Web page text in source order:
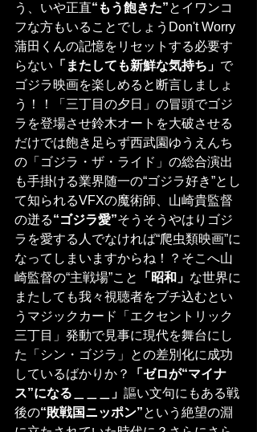
う、いや正直“もう飽きた”とイワンコ
フな方もいることでしょうDon't Worry
蒲田くんの記憶をリセットする必要す
らない 「またしても新鮮な気持ち」 で
ゴジラ映画を楽しめると断言しましょ
う！！「三丁目の夕日」の冒頭でゴジ
ラを登場させ鈴木オートを大破させる
だけでは飽き足らず西武園ゆうえんち
の「ゴジラ・ザ・ライド」の総合演出
も手掛ける業界随一の“ゴジラ好き”とし
て知られるVFXの魔術師、山崎貴監督
の迸る“ゴジラ愛”そうそうやはりゴジ
ラを愛する人でなければ“爬虫類映画”に
なってしまいますからね！？そこへ山
崎監督の“主戦場”こと
「昭和」 な世界に
またしても我々視聴者をブチ込むとい
うマジックカード「エクセントリック
三丁目」発動で見事に現代を舞台にし
た「シン・ゴジラ」との差別化に成功
しているばかりか？
「ゼロが“マイナ
ス”になる＿＿＿」 謳い文句にもある戦
後の“敗戦国ニッポン”という絶望の淵